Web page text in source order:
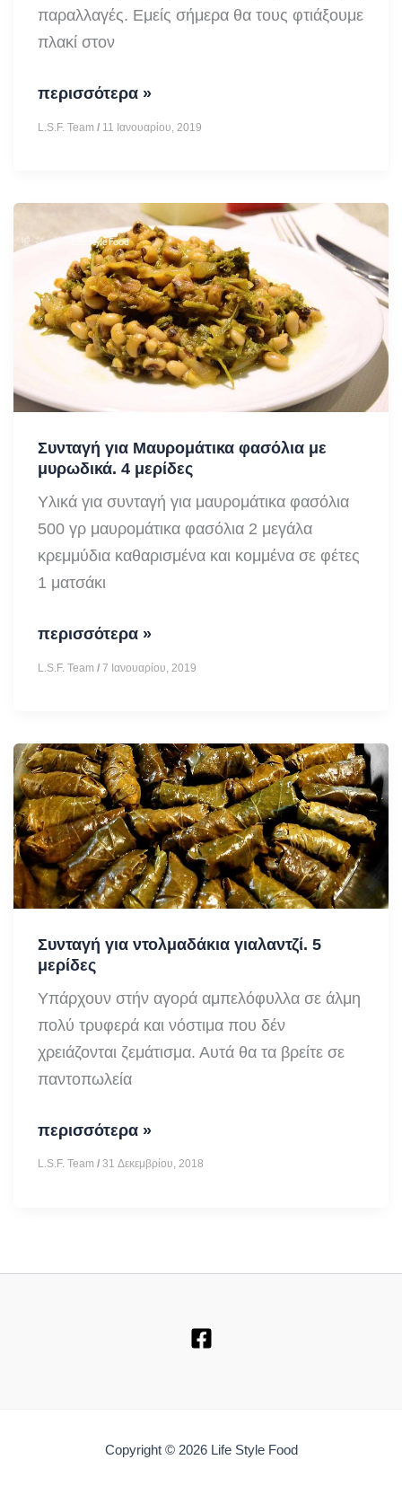
παραλλαγές. Εμείς σήμερα θα τους φτιάξουμε
πλακί στον
Συνταγή
για
στο
φούρνο
φρέσκια
ντομάτα
περισσότερα »
L.S.F. Team/ 11 Ιανουαρίου, 2019
Συνταγή για Μαυρομάτικα φασόλια με
μυρωδικά. 4 μερίδες
Υλικά για συνταγή για μαυρομάτικα φασόλια
500 γρ μαυρομάτικα φασόλια 2 μεγάλα
κρεμμύδια καθαρισμένα και κομμένα σε φέτες
1 ματσάκι
Συνταγή
για
με
μυρωδικά.
4
μερίδες
περισσότερα »
L.S.F. Team/7 Ιανουαρίου, 2019
Συνταγή για ντολμαδάκια γιαλαντζί. 5
μερίδες
Υπάρχουν στήν αγορά αμπελόφυλλα σε άλμη
πολύ τρυφερά και νόστιμα που δέν
χρειάζονται ζεμάτισμα. Αυτά θα τα βρείτε σε
παντοπωλεία
Συνταγή
για
περισσότερα »
L.S.F. Team/31 Δεκεμβρίου, 2018
Copyright © 2026 Life Style Food